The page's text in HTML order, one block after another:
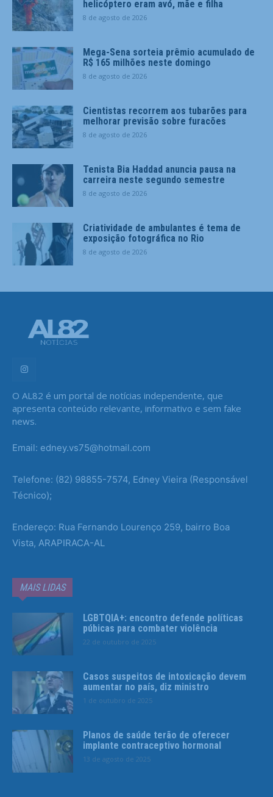
helicóptero eram avó, mãe e filha
8 de agosto de 2026
Mega-Sena sorteia prêmio acumulado de
R$ 165 milhões neste domingo
8 de agosto de 2026
Cientistas recorrem aos tubarões para
melhorar previsão sobre furacões
8 de agosto de 2026
Tenista Bia Haddad anuncia pausa na
carreira neste segundo semestre
8 de agosto de 2026
Criatividade de ambulantes é tema de
exposição fotográfica no Rio
8 de agosto de 2026
O AL82 é um portal de notícias independente, que
apresenta conteúdo relevante, informativo e sem fake
news.
Email: edney.vs75@hotmail.com
Telefone: (82) 98855-7574, Edney Vieira (Responsável
Técnico);
Endereço: Rua Fernando Lourenço 259, bairro Boa
Vista, ARAPIRACA-AL
MAIS LIDAS
LGBTQIA+: encontro defende políticas
púbicas para combater violência
22 de outubro de 2025
Casos suspeitos de intoxicação devem
aumentar no país, diz ministro
1 de outubro de 2025
Planos de saúde terão de oferecer
implante contraceptivo hormonal
13 de agosto de 2025